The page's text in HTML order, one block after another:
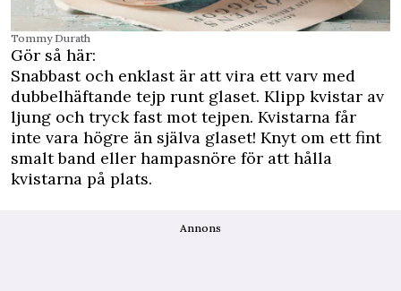
Tommy Durath
Gör så här:
Snabbast och enklast är att vira ett varv med
dubbelhäftande tejp runt glaset. Klipp kvistar av
ljung och tryck fast mot tejpen. Kvistarna får
inte vara högre än själva glaset! Knyt om ett fint
smalt band eller hampasnöre för att hålla
kvistarna på plats.
Annons